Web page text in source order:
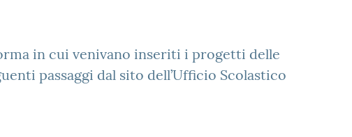
in cui venivano inseriti i progetti delle
passaggi dal sito dell’Ufficio Scolastico